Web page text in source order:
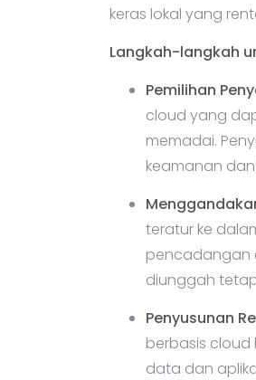
keras lokal yang
Langkah-langkah
Pemilihan
cloud yang
memadai.
keamanan
teratur ke
pencadangan
diunggah
Penyusunan
berbasis
data dan